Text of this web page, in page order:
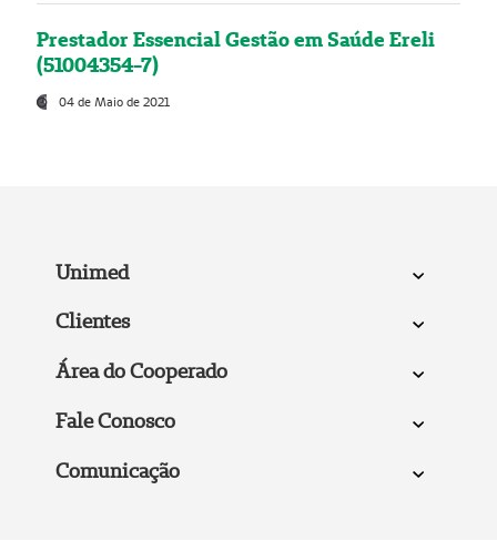
Prestador Essencial Gestão em Saúde Ereli
(51004354-7)
04 de Maio de 2021
Unimed
Clientes
Área do Cooperado
Fale Conosco
Comunicação